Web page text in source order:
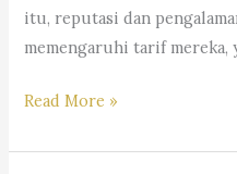
itu, reputasi dan
memengaruhi tarif mereka,
Mengapa
Pengacara
Read More »